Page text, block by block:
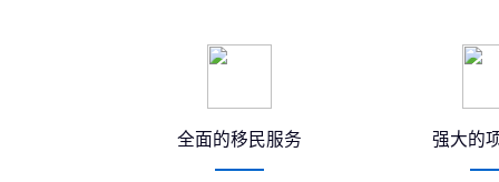
全面的移民服务 强大的